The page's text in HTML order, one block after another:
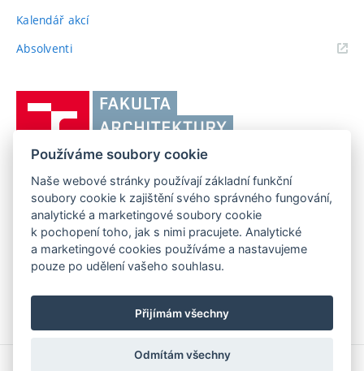
Kalendář akcí
Absolventi(externí
učení
Brně,
Fakulta
architektury
FAKULTA ARCHITEKTURY VUT V BRNĚ
Poříčí 273/5, 639 00 Brno
Telefon: 54114 6600
www.fa.vutbr.cz
info@fa.vutbr.cz
Používáme soubory cookie
Naše webové stránky používají základní funkční
soubory cookie k zajištění svého správného fungování,
analytické a marketingové soubory cookie
k pochopení toho, jak s nimi pracujete. Analytické
a marketingové cookies používáme a nastavujeme
pouze po udělení vašeho souhlasu.
Přijímám všechny
Odmítám všechny